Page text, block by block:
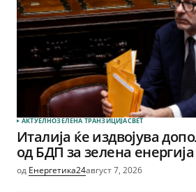
АКТУЕЛНОЗЕЛЕНА ТРАНЗИЦИЈАСВЕТ
Италија ќе издвојува
од БДП за зелена енергија
од Енергетика24август 7, 2026